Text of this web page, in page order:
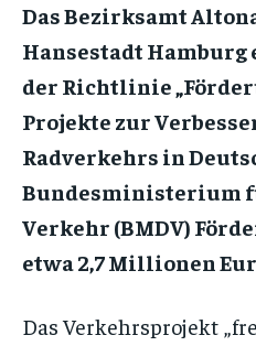
Das Bezirksamt
Hansestadt
der Richtlinie
Projekte zur
Radverkehrs in
Bundesministerium
Verkehr (BMDV)
etwa 2,7 Millionen
Das Verkehrsprojekt